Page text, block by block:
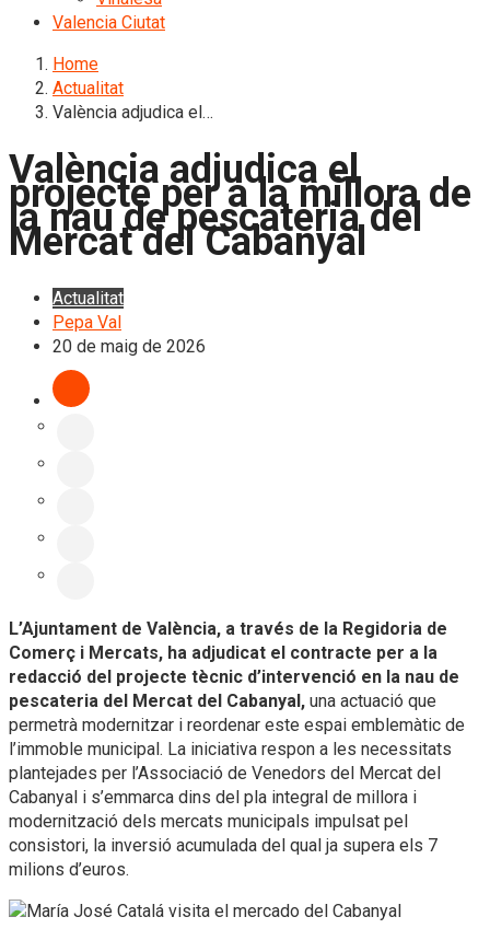
Valencia Ciutat
Home
Actualitat
València adjudica el…
València adjudica el
projecte per a la millora de
la nau de pescateria del
Mercat del Cabanyal
Actualitat
Pepa Val
20 de maig de 2026
L’Ajuntament de València, a través de la Regidoria de
Comerç i Mercats, ha adjudicat el contracte per a la
redacció del projecte tècnic d’intervenció en la nau de
pescateria del Mercat del Cabanyal, una actuació que
permetrà modernitzar i reordenar este espai emblemàtic de
l’immoble municipal. La iniciativa respon a les necessitats
plantejades per l’Associació de Venedors del Mercat del
Cabanyal i s’emmarca dins del pla integral de millora i
modernització dels mercats municipals impulsat pel
consistori, la inversió acumulada del qual ja supera els 7
milions d’euros.